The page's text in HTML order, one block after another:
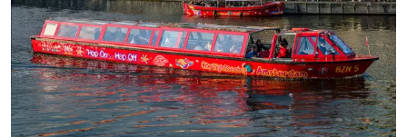
Amsterdamse
Bos
Spaarnwoude
Last
minutes
Musea
Attracties